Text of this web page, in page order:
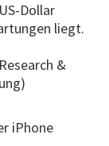
Dollar
liegt.
&
iPhone